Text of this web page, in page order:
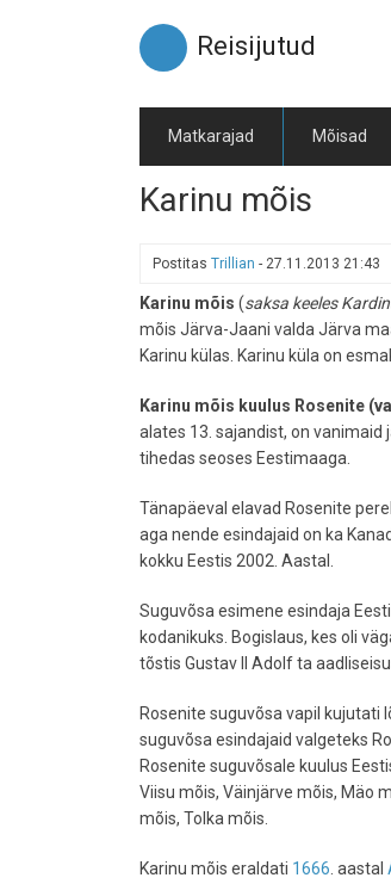
Reisijutud
Matkarajad Mõisad
Karinu mõis
Postitas Trillian - 27.11.2013 21:43
Karinu mõis (saksa keeles
mõis Järva-Jaani valda Järva
Karinu külas. Karinu küla on
Karinu mõis kuulus Rosenite
alates 13. sajandist, on vanimaid
tihedas seoses Eestimaaga.
Tänapäeval elavad Rosenite
aga nende esindajaid on ka
kokku Eestis 2002. Aastal.
Suguvõsa esimene esindaja
kodanikuks. Bogislaus, kes oli
tõstis Gustav II Adolf ta
Rosenite suguvõsa vapil kujutati
suguvõsa esindajaid valgeteks
Rosenite suguvõsale kuulus
Viisu mõis, Väinjärve mõis, Mäo
mõis, Tolka mõis.
Karinu mõis eraldati 1666 . aastal